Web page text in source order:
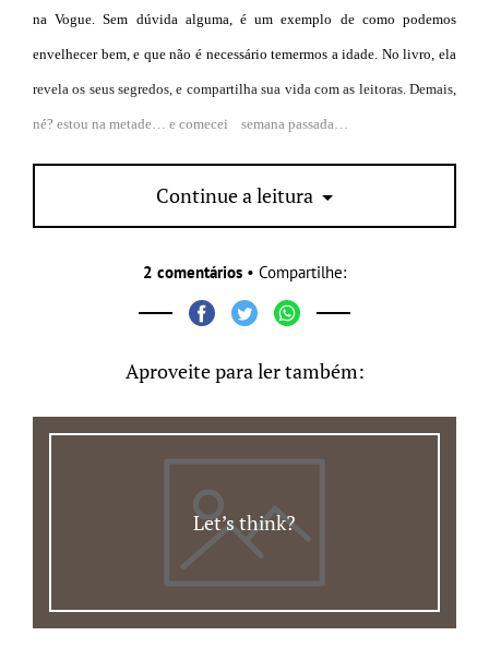
na Vogue. Sem dúvida alguma, é um exemplo de como podemos
envelhecer bem, e que não é necessário temermos a idade. No livro, ela
revela os seus segredos, e compartilha sua vida com as leitoras. Demais,
né? estou na metade… e comecei semana passada…
Continue a leitura
2 comentários • Compartilhe:
Aproveite para ler também:
Let’s think?